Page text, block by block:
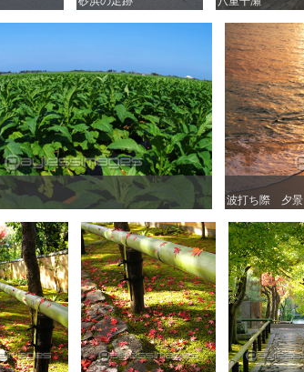
波打ち際 夕景
波打ち際 夕景